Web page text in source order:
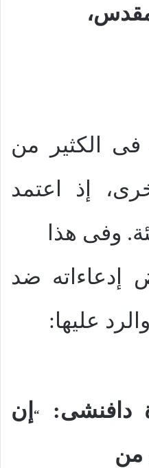
الكثير من
إذ اعتمد
وفى هذا
إدعاءاته ضد
عليها:
دافنشى:
“ إن
من